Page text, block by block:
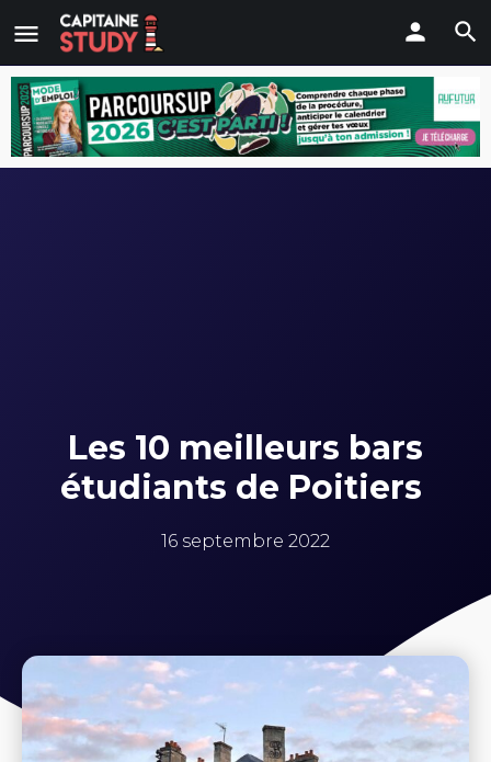
Les 10 meilleurs bars
étudiants de Poitiers
16 septembre 2022